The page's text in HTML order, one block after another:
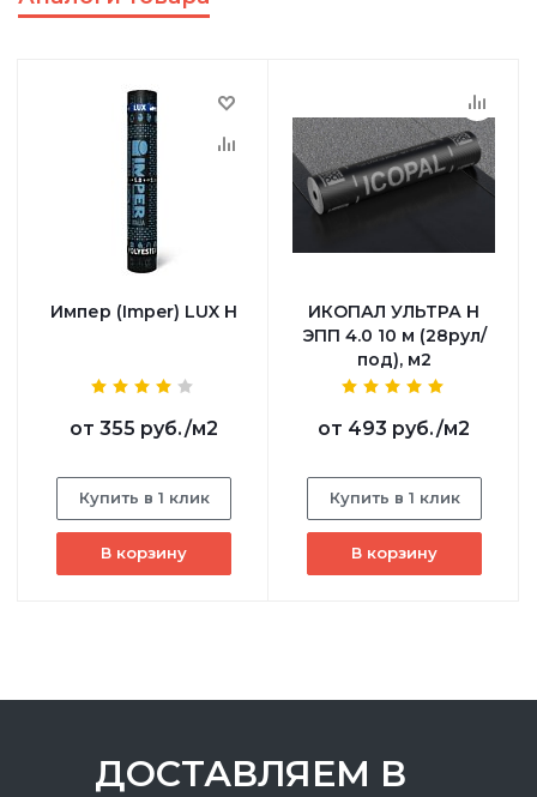
Импер (Imper) LUX Н
от 355 руб./м2
Купить в 1 клик
В корзину
ИКОПАЛ УЛЬТРА Н
ЭПП 4.0 10 м (28рул/
под), м2
от 493 руб./м2
Купить в 1 клик
В корзину
ДОСТАВЛЯЕМ В